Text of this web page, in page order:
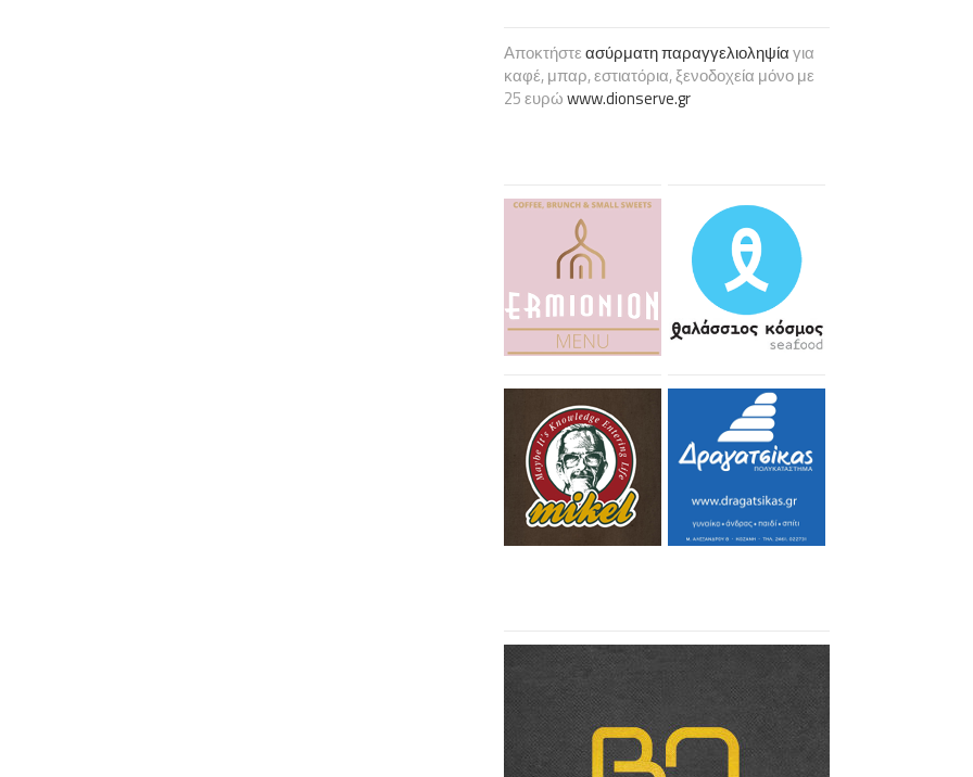
Αποκτήστεασύρματη παραγγελιοληψίαγια
καφέ, μπαρ, εστιατόρια, ξενοδοχεία μόνο με
25 ευρώwww.dionserve.gr